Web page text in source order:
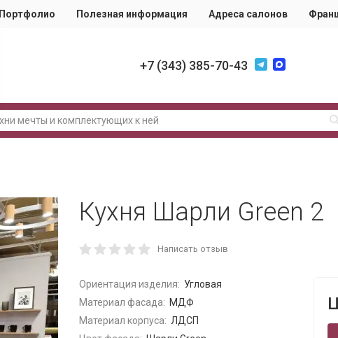
Портфолио Полезная информация Адреса салонов
+7 (343) 385-70-43
Кухня Шарли Green 2
Написать отзыв
Ориентация изделия: Угловая
Материал фасада: МДФ
Материал корпуса: ЛДСП